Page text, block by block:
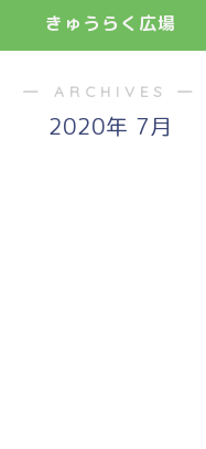
きゅうらく広場
― ARCHIVES ―
2020年 7月